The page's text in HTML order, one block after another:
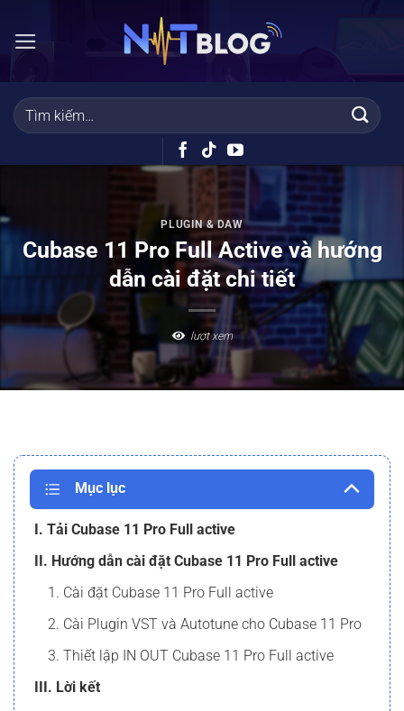
qua
dung
PLUGIN & DAW
Cubase 11 Pro Full Active và hướng
dẫn cài đặt chi tiết
lượt xem
Mục lục
I. Tải Cubase 11 Pro Full active
II. Hướng dẫn cài đặt Cubase 11 Pro Full active
1. Cài đặt Cubase 11 Pro Full active
2. Cài Plugin VST và Autotune cho Cubase 11 Pro
3. Thiết lập IN OUT Cubase 11 Pro Full active
III. Lời kết